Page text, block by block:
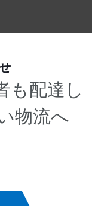
も配達し
物流へ